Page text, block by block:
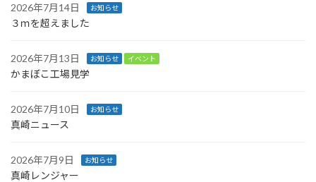
2026年7月14日 お知らせ
３ｍを超えました
2026年7月13日 お知らせ イベント
かまぼこ工場見学
2026年7月10日 お知らせ
真崎ニュース
2026年7月9日 お知らせ
真崎レンジャー